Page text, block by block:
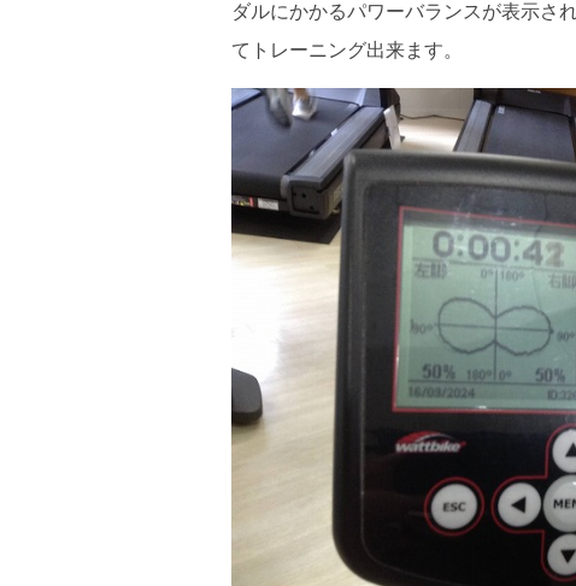
ダルにかかるパワーバランスが表示さ
てトレーニング出来ます。